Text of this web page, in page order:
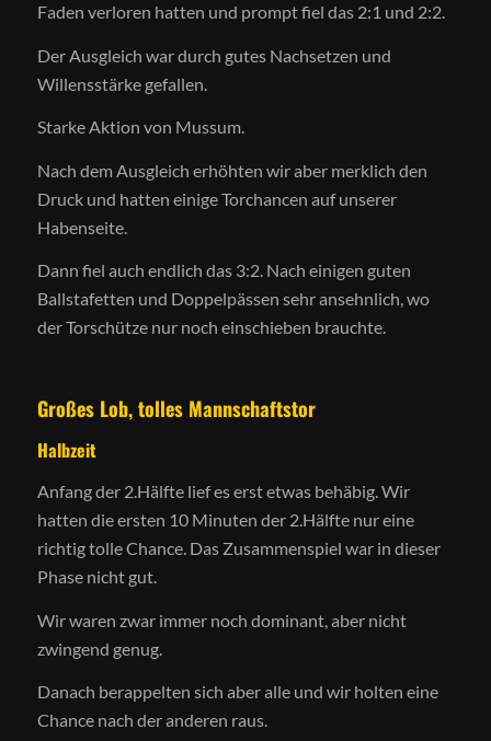
Faden verloren hatten und prompt fiel das 2:1 und 2:2.
Der Ausgleich war durch gutes Nachsetzen und
Willensstärke gefallen.
Starke Aktion von Mussum.
Nach dem Ausgleich erhöhten wir aber merklich den
Druck und hatten einige Torchancen auf unserer
Habenseite.
Dann fiel auch endlich das 3:2. Nach einigen guten
Ballstafetten und Doppelpässen sehr ansehnlich, wo
der Torschütze nur noch einschieben brauchte.
Großes Lob, tolles Mannschaftstor
Halbzeit
Anfang der 2.Hälfte lief es erst etwas behäbig. Wir
hatten die ersten 10 Minuten der 2.Hälfte nur eine
richtig tolle Chance. Das Zusammenspiel war in dieser
Phase nicht gut.
Wir waren zwar immer noch dominant, aber nicht
zwingend genug.
Danach berappelten sich aber alle und wir holten eine
Chance nach der anderen raus.